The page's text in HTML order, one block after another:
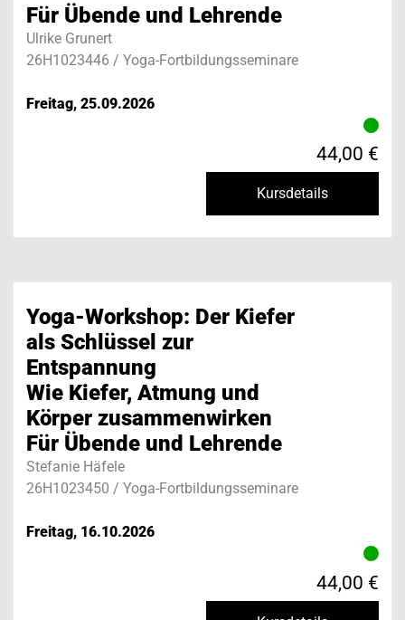
Für Übende und Lehrende
Ulrike Grunert
26H1023446 / Yoga-Fortbildungsseminare
Freitag, 25.09.2026
44,00 €
Kursdetails
Yoga-Workshop: Der Kiefer
als Schlüssel zur
Entspannung
Wie Kiefer, Atmung und
Körper zusammenwirken
Für Übende und Lehrende
Stefanie Häfele
26H1023450 / Yoga-Fortbildungsseminare
Freitag, 16.10.2026
44,00 €